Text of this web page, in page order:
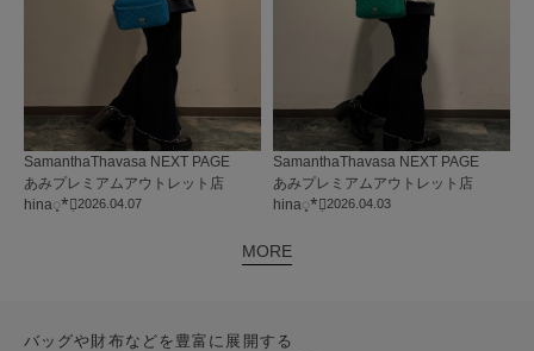
2026.04.07
SamanthaThavasa NEXT PAGE
あみプレミアムアウトレット店
hina◌̥*⃝̣
2026.04.03
SamanthaThavasa NEXT PAGE
あみプレミアムアウトレット店
hina◌̥*⃝̣
MORE
バッグや財布などを豊富に展開する